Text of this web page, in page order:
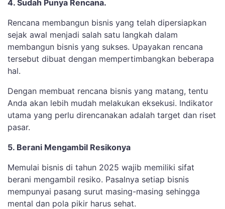
4. Sudah Punya Rencana.
Rencana membangun bisnis yang telah dipersiapkan
sejak awal menjadi salah satu langkah dalam
membangun bisnis yang sukses. Upayakan rencana
tersebut dibuat dengan mempertimbangkan beberapa
hal.
Dengan membuat rencana bisnis yang matang, tentu
Anda akan lebih mudah melakukan eksekusi. Indikator
utama yang perlu direncanakan adalah target dan riset
pasar.
5. Berani Mengambil Resikonya
Memulai bisnis di tahun 2025 wajib memiliki sifat
berani mengambil resiko. Pasalnya setiap bisnis
mempunyai pasang surut masing-masing sehingga
mental dan pola pikir harus sehat.